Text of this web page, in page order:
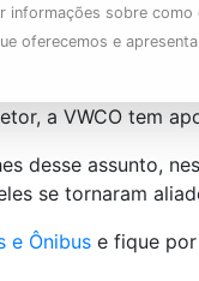
informações sobre
oferecemos e
a VWCO tem
desse assunto,
se tornaram
e Ônibus e fique